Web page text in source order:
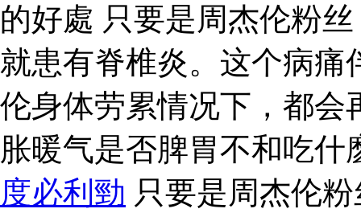
的好處 只要是周杰伦粉
就患有脊椎炎。这个病痛
伦身体劳累情况下，都
胀暖气是否脾胃不和吃
度必利勁 只要是周杰伦